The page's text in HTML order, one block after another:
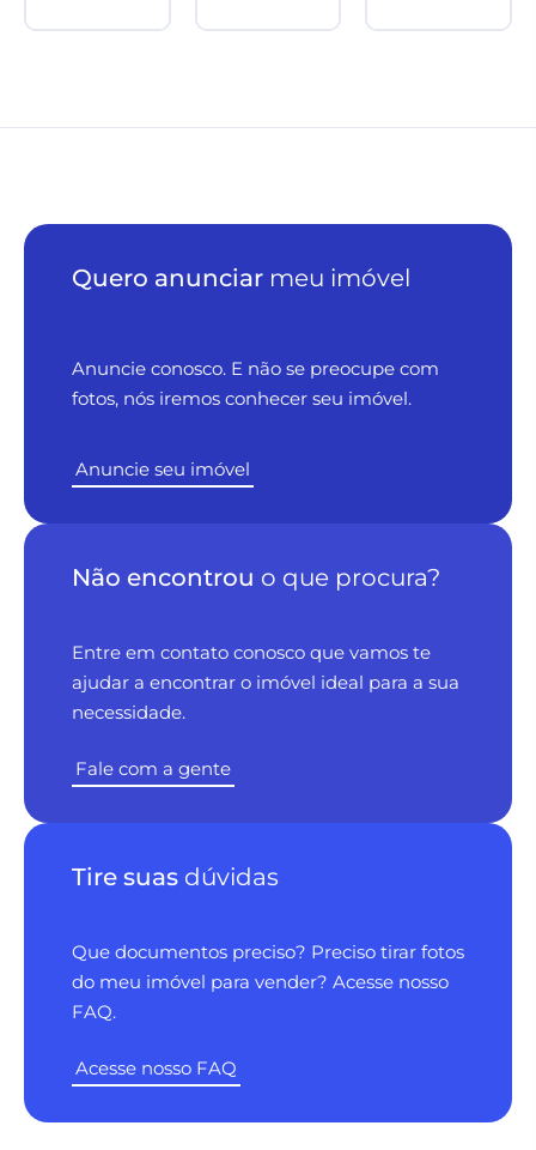
Quero anunciar meu imóvel
Anuncie conosco. E não se preocupe com
fotos, nós iremos conhecer seu imóvel.
Anuncie seu imóvel
Não encontrou o que procura?
Entre em contato conosco que vamos te
ajudar a encontrar o imóvel ideal para a sua
necessidade.
Fale com a gente
Tire suas dúvidas
Que documentos preciso? Preciso tirar fotos
do meu imóvel para vender? Acesse nosso
FAQ.
Acesse nosso FAQ